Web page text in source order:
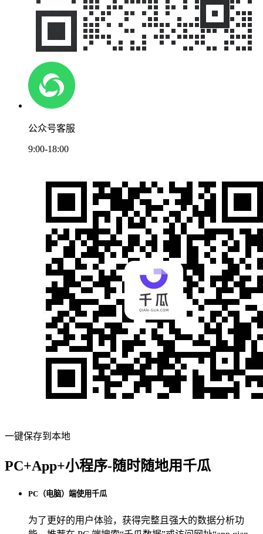
公众号客服
9:00-18:00
一键保存到本地
PC+App+小程序-随时随地用千瓜
PC（电脑）端使用千瓜
为了更好的用户体验，获得完整且强大的数据分析功